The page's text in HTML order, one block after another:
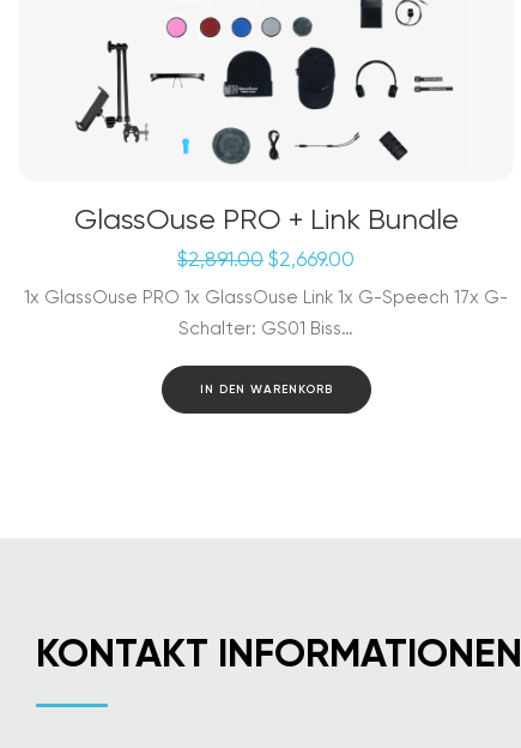
GlassOuse PRO + Link Bundle
$2,891.00 Ursprünglicher
war:
$2,891.00
$2,669.00
ist:
1x GlassOuse PRO 1x GlassOuse Link 1x G-Speech 17x G-
Schalter: GS01 Biss…
IN DEN WARENKORB
KONTAKT INFORMATIONEN